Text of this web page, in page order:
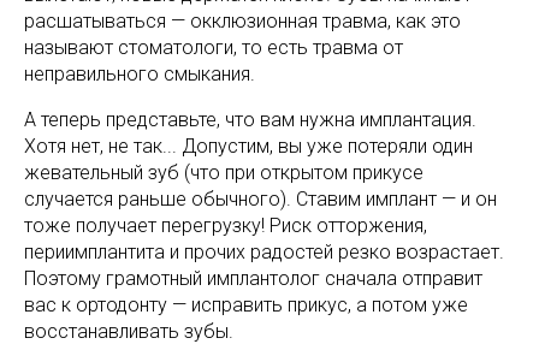
расшатываться — окклюзионная травма, как это
называют стоматологи, то есть травма от
неправильного смыкания.
А теперь представьте, что вам нужна имплантация.
Хотя нет, не так... Допустим, вы уже потеряли один
жевательный зуб (что при открытом прикусе
случается раньше обычного). Ставим имплант — и он
тоже получает перегрузку! Риск отторжения,
периимплантита и прочих радостей резко возрастает.
Поэтому грамотный имплантолог сначала отправит
вас к ортодонту — исправить прикус, а потом уже
восстанавливать зубы.